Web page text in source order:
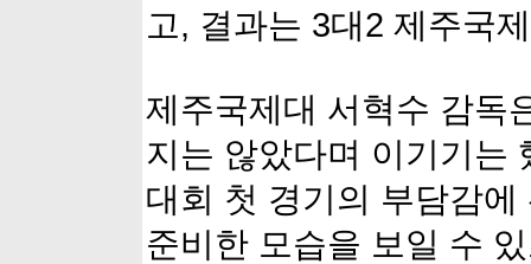
고, 결과는 3대2 제주국
제주국제대 서혁수 감독
지는 않았다며 이기기는
대회 첫 경기의 부담감
준비한 모습을 보일 수